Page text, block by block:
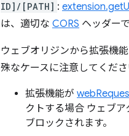
ID]/[PATH] :
は、適切な CORS ヘッダー
ウェブオリジンから拡張機
殊なケースに注意してくださ
拡張機能が
クトする場合 ウェブ
ブロックされます。